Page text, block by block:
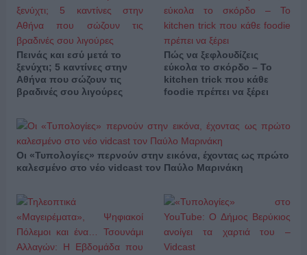
Πεινάς και εσύ μετά το
ξενύχτι; 5 καντίνες στην
Αθήνα που σώζουν τις
βραδινές σου λιγούρες
Πώς να ξεφλουδίζεις
εύκολα το σκόρδο – Το
kitchen trick που κάθε
foodie πρέπει να ξέρει
Οι «Τυπολογίες» περνούν στην εικόνα, έχοντας ως πρώτο
καλεσμένο στο νέο vidcast τον Παύλο Μαρινάκη